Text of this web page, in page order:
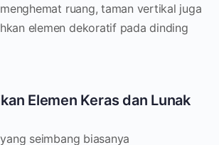
ruang, taman vertikal juga
elemen dekoratif pada dinding
Elemen Keras dan Lunak
seimbang biasanya